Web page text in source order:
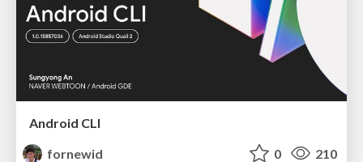
Android CLI
fornewid
0 210